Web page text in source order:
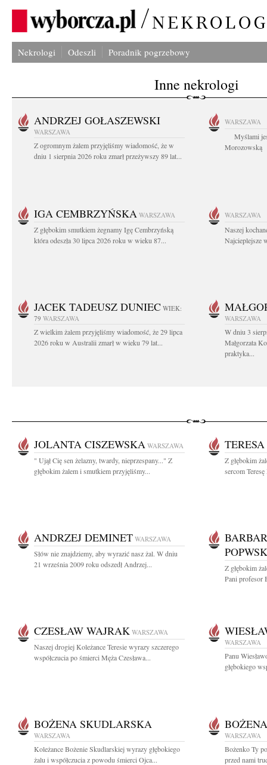
Nekrologi Odeszli Poradnik pogrzebowy
Inne nekrologi
ANDRZEJ GOŁASZEWSKI
WARSZAWA
Z ogromnym żalem przyjęliśmy wiadomość, że w
dniu 1 sierpnia 2026 roku zmarł przeżywszy 89 lat...
WARSZAWA
Myślami
Morozowską
IGA CEMBRZYŃSKA WARSZAWA
Z głębokim smutkiem żegnamy Igę Cembrzyńską
która odeszła 30 lipca 2026 roku w wieku 87...
WARSZAWA
Naszej
Najcieplejsze
JACEK TADEUSZ DUNIEC WIEK:
79 WARSZAWA
Z wielkim żalem przyjęliśmy wiadomość, że 29 lipca
2026 roku w Australii zmarł w wieku 79 lat...
WARSZAWA
W dniu 3
Małgorzata
praktyka...
JOLANTA CISZEWSKA WARSZAWA
" Ujął Cię sen żelazny, twardy, nieprzespany..." Z
głębokim żalem i smutkiem przyjęliśmy...
Z głębokim
sercom
ANDRZEJ DEMINET WARSZAWA
Słów nie znajdziemy, aby wyrazić nasz żal. W dniu
21 września 2009 roku odszedł Andrzej...
Z głębokim
Pani profesor
CZESŁAW WAJRAK WARSZAWA
Naszej drogiej Koleżance Teresie wyrazy szczerego
współczucia po śmierci Męża Czesława...
WARSZAWA
Panu
głębokiego
BOŻENA SKUDLARSKA
WARSZAWA
Koleżance Bożenie Skudlarskiej wyrazy głębokiego
żalu i współczucia z powodu śmierci Ojca...
WARSZAWA
Bożenko Ty
przed nami